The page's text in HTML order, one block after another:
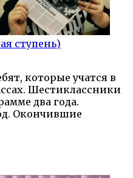
ступень)
которые учатся в
Шестиклассники
два года.
Окончившие